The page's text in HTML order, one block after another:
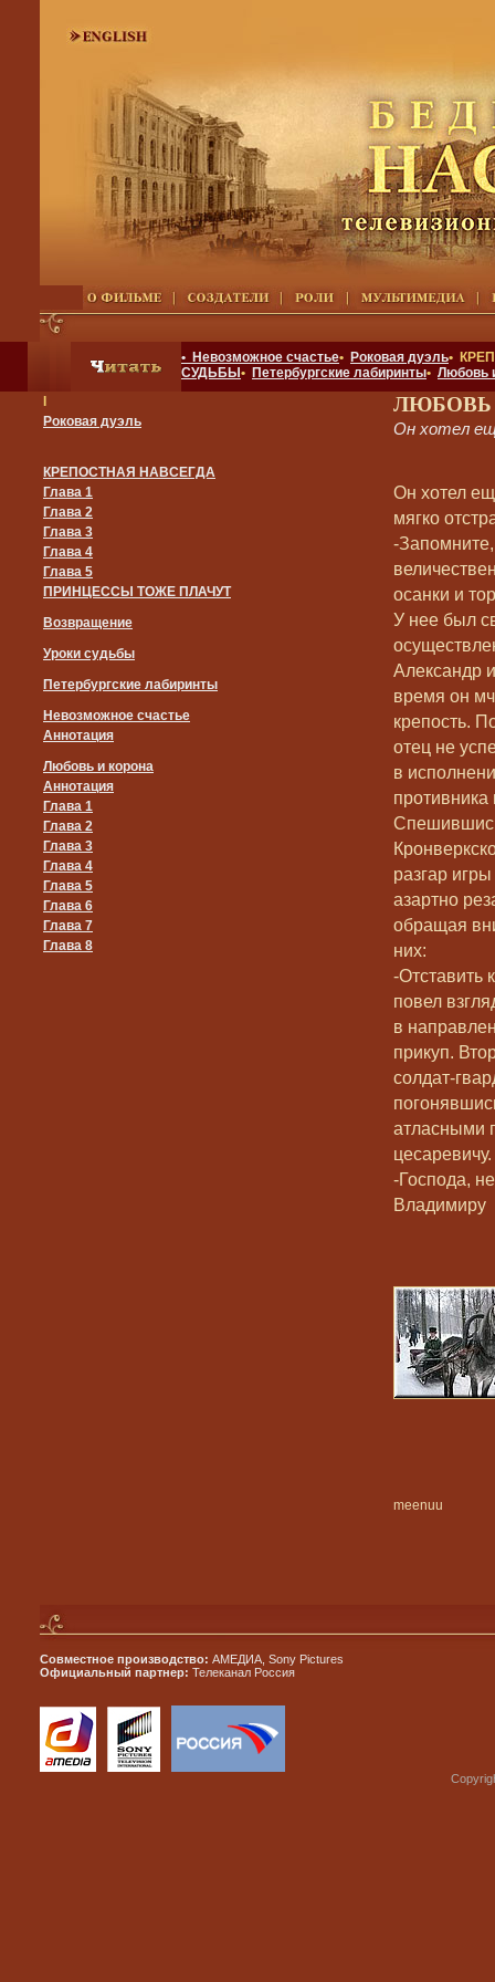
• Невозможное счастье• Роковая дуэль•
СУДЬБЫ • Петербургские лабиринты• Любовь
Роковая дуэль
КРЕПОСТНАЯ НАВСЕГДА
Глава 1
Глава 2
Глава 3
Глава 4
Глава 5
ПРИНЦЕССЫ ТОЖЕ ПЛАЧУТ
Возвращение
Уроки судьбы
Петербургские лабиринты
Невозможное счастье
Аннотация
Любовь и корона
Аннотация
Глава 1
Глава 2
Глава 3
Глава 4
Глава 5
Глава 6
Глава 7
Глава 8
ЛЮБОВЬ
Он хотел
Он хотел
мягко
-
осанки и
У нее был
Александр
время он
крепость.
отец не
в
разгар
азартно
обращая
них:
-Отставить
повел
в
прикуп.
солдат-
атласными
цесаревичу.
-Господа,
Владимиру
meenuu
Совместное производство: АМЕДИА, Sony Pictures
Официальный партнер: Телеканал Россия